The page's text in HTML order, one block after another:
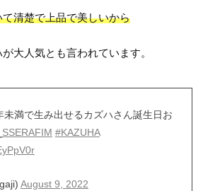
清楚で上品で美しいから
大人気とも言われています。
未満で生み出せるカズハさん誕生日お
#KAZUHA
August 9, 2022